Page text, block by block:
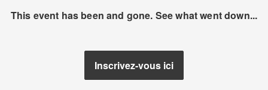
This event has been and gone. See what went down...
Inscrivez-vous ici